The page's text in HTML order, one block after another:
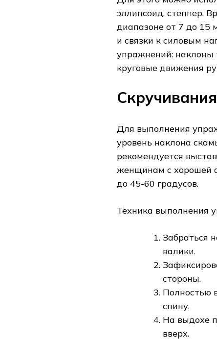
эллипсоид, степпер.
диапазоне от 7 до 15
и связки к силовым
упражнений: наклоны
круговые движения
Для выполнения
уровень наклона
рекомендуется
женщинам с хорошей
до 45-60 градусов.
Техника выполнения
Забраться
валики.
стороны.
Полностью
спину.
На выдохе
вверх.